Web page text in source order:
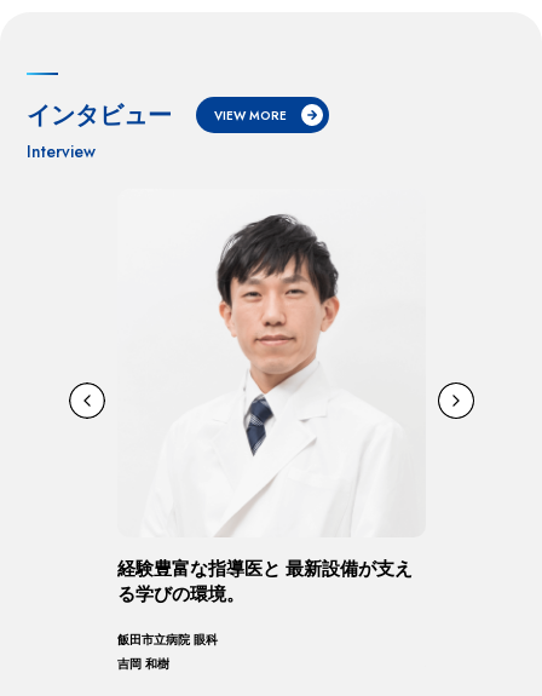
インタビュー VIEW MORE
Interview
経験豊富な指導医と 最新設備が支え
る学びの環境。
飯田市立病院 眼科
吉岡 和樹